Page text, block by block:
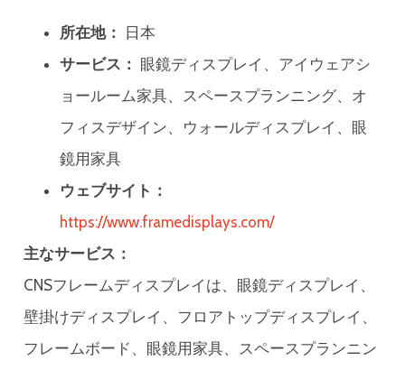
所在地：
日本
サービス： 眼鏡ディスプレイ、アイウェアシ
ョールーム家具、スペースプランニング、オ
フィスデザイン、ウォールディスプレイ、眼
鏡用家具
ウェブサイト：
https://www.framedisplays.com/
主なサービス：
CNSフレームディスプレイは、眼鏡ディスプレイ、
壁掛けディスプレイ、フロアトップディスプレイ、
フレームボード、眼鏡用家具、スペースプランニン